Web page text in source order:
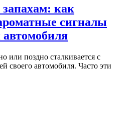
как
сигналы
автомобиля
или поздно сталкивается с
своего автомобиля. Часто эти